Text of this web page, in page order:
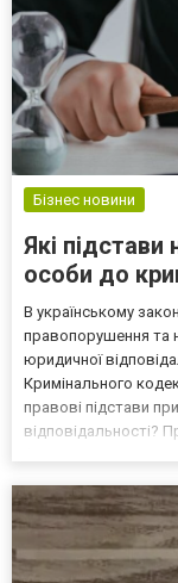
Бізнес новини
Які підстави
особи до
В українському
правопорушення та
юридичної
Кримінального
правові підстави
відповідальності?
притягнута до